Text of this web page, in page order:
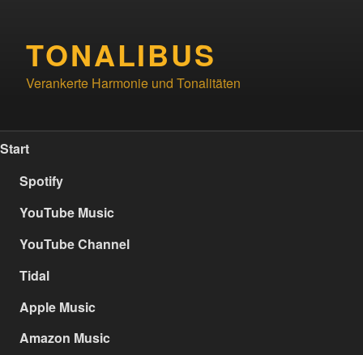
springenTONALIBUS
Verankerte Harmonie und Tonalitäten
Start
Spotify
YouTube Music
YouTube Channel
Tidal
Apple Music
Amazon Music